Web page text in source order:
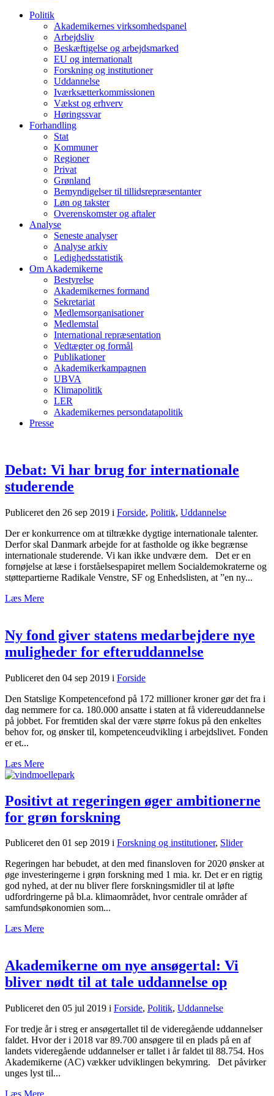
Politik
Akademikernes virksomhedspanel
Arbejdsliv
Beskæftigelse og arbejdsmarked
EU og internationalt
Forskning og institutioner
Uddannelse
Iværksætterkommissionen
Vækst og erhverv
Høringssvar
Forhandling
Stat
Kommuner
Regioner
Privat
Grønland
Bemyndigelser til tillidsrepræsentanter
Løn og takster
Overenskomster og aftaler
Analyse
Seneste analyser
Analyse arkiv
Ledighedsstatistik
Om Akademikerne
Bestyrelse
Akademikernes formand
Sekretariat
Medlemsorganisationer
Medlemstal
International repræsentation
Vedtægter og formål
Publikationer
Akademikerkampagnen
UBVA
Klimapolitik
LER
Akademikernes persondatapolitik
Presse
Debat: Vi har brug for internationale
studerende
Publiceret den 26 sep 2019 i Forside, Politik, Uddannelse
Der er konkurrence om at tiltrække dygtige internationale talenter.
Derfor skal Danmark arbejde for at fastholde og ikke begrænse
internationale studerende. Vi kan ikke undvære dem. Det er en
fornøjelse at læse i forståelsespapiret mellem Socialdemokraterne og
støttepartierne Radikale Venstre, SF og Enhedslisten, at ”en ny...
Læs Mere
Ny fond giver statens medarbejdere nye
muligheder for efteruddannelse
Publiceret den 04 sep 2019 i Forside
Den Statslige Kompetencefond på 172 millioner kroner gør det fra i
dag nemmere for ca. 180.000 ansatte i staten at få videreuddannelse
på jobbet. For fremtiden skal der være større fokus på den enkeltes
behov for, og ønsker til, kompetenceudvikling i arbejdslivet. Fonden
er et...
Læs Mere
Positivt at regeringen øger ambitionerne
for grøn forskning
Publiceret den 01 sep 2019 i Forskning og institutioner, Slider
Regeringen har bebudet, at den med finansloven for 2020 ønsker at
øge investeringerne i grøn forskning med 1 mia. kr. Det er en rigtig
god nyhed, at der nu bliver flere forskningsmidler til at løfte
udfordringerne på bl.a. klimaområdet, hvor centrale områder af
samfundsøkonomien som...
Læs Mere
Akademikerne om nye ansøgertal: Vi
bliver nødt til at tale uddannelse op
Publiceret den 05 jul 2019 i Forside, Politik, Uddannelse
For tredje år i streg er ansøgertallet til de videregående uddannelser
faldet. Hvor der i 2018 var 89.700 ansøgere til en plads på en af
landets videregående uddannelser er tallet i år faldet til 88.754. Hos
Akademikerne (AC) vækker udviklingen bekymring. Det påvirker
unges lyst til...